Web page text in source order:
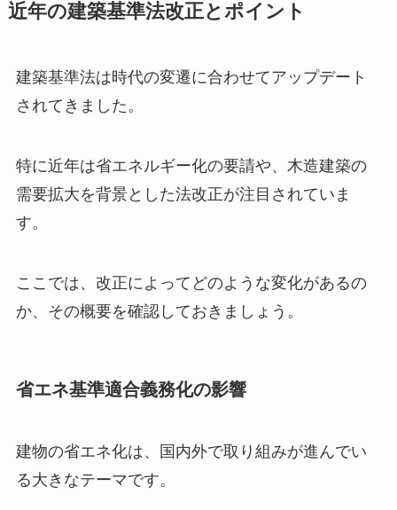
近年の建築基準法改正とポイント
建築基準法は時代の変遷に合わせてアップデート
されてきました。
特に近年は省エネルギー化の要請や、木造建築の
需要拡大を背景とした法改正が注目されていま
す。
ここでは、改正によってどのような変化があるの
か、その概要を確認しておきましょう。
省エネ基準適合義務化の影響
建物の省エネ化は、国内外で取り組みが進んでい
る大きなテーマです。